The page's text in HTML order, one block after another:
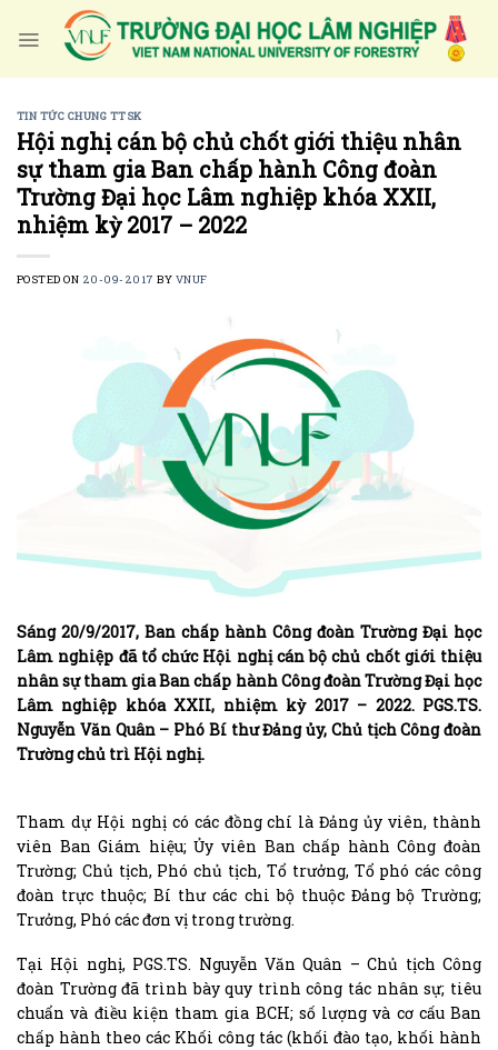
TIN TỨC CHUNG TTSK
Hội nghị cán bộ chủ chốt giới thiệu nhân
sự tham gia Ban chấp hành Công đoàn
Trường Đại học Lâm nghiệp khóa XXII,
nhiệm kỳ 2017 – 2022
POSTED ON 20-09-2017 BY VNUF
Sáng 20/9/2017, Ban chấp hành Công đoàn Trường Đại học
Lâm nghiệp đã tổ chức Hội nghị cán bộ chủ chốt giới thiệu
nhân sự tham gia Ban chấp hành Công đoàn Trường Đại học
Lâm nghiệp khóa XXII, nhiệm kỳ 2017 – 2022. PGS.TS.
Nguyễn Văn Quân – Phó Bí thư Đảng ủy, Chủ tịch Công đoàn
Trường chủ trì Hội nghị.
Tham dự Hội nghị có các đồng chí là Đảng ủy viên, thành
viên Ban Giám hiệu; Ủy viên Ban chấp hành Công đoàn
Trường; Chủ tịch, Phó chủ tịch, Tổ trưởng, Tổ phó các công
đoàn trực thuộc; Bí thư các chi bộ thuộc Đảng bộ Trường;
Trưởng, Phó các đơn vị trong trường.
Tại Hội nghị, PGS.TS. Nguyễn Văn Quân – Chủ tịch Công
đoàn Trường đã trình bày quy trình công tác nhân sự; tiêu
chuẩn và điều kiện tham gia BCH; số lượng và cơ cấu Ban
chấp hành theo các Khối công tác (khối đào tạo, khối hành